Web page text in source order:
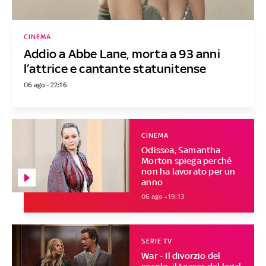
Addio a Abbe Lane, morta a 93 anni
l’attrice e cantante statunitense
CINEMA
06 ago - 22:16
Odissea, Samantha
Morton spiega perché
non ha lavorato per un
anno
CINEMA
06 ago - 19:13
War - Il divorzio del
SERIE TV